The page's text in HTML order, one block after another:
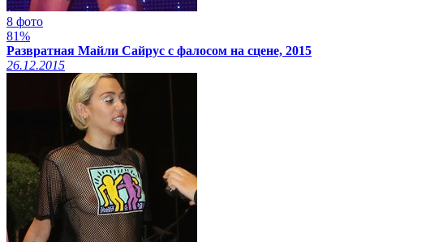
8 фото
81%
Развратная Майли Сайрус с фалосом на сцене, 2015
26.12.2015